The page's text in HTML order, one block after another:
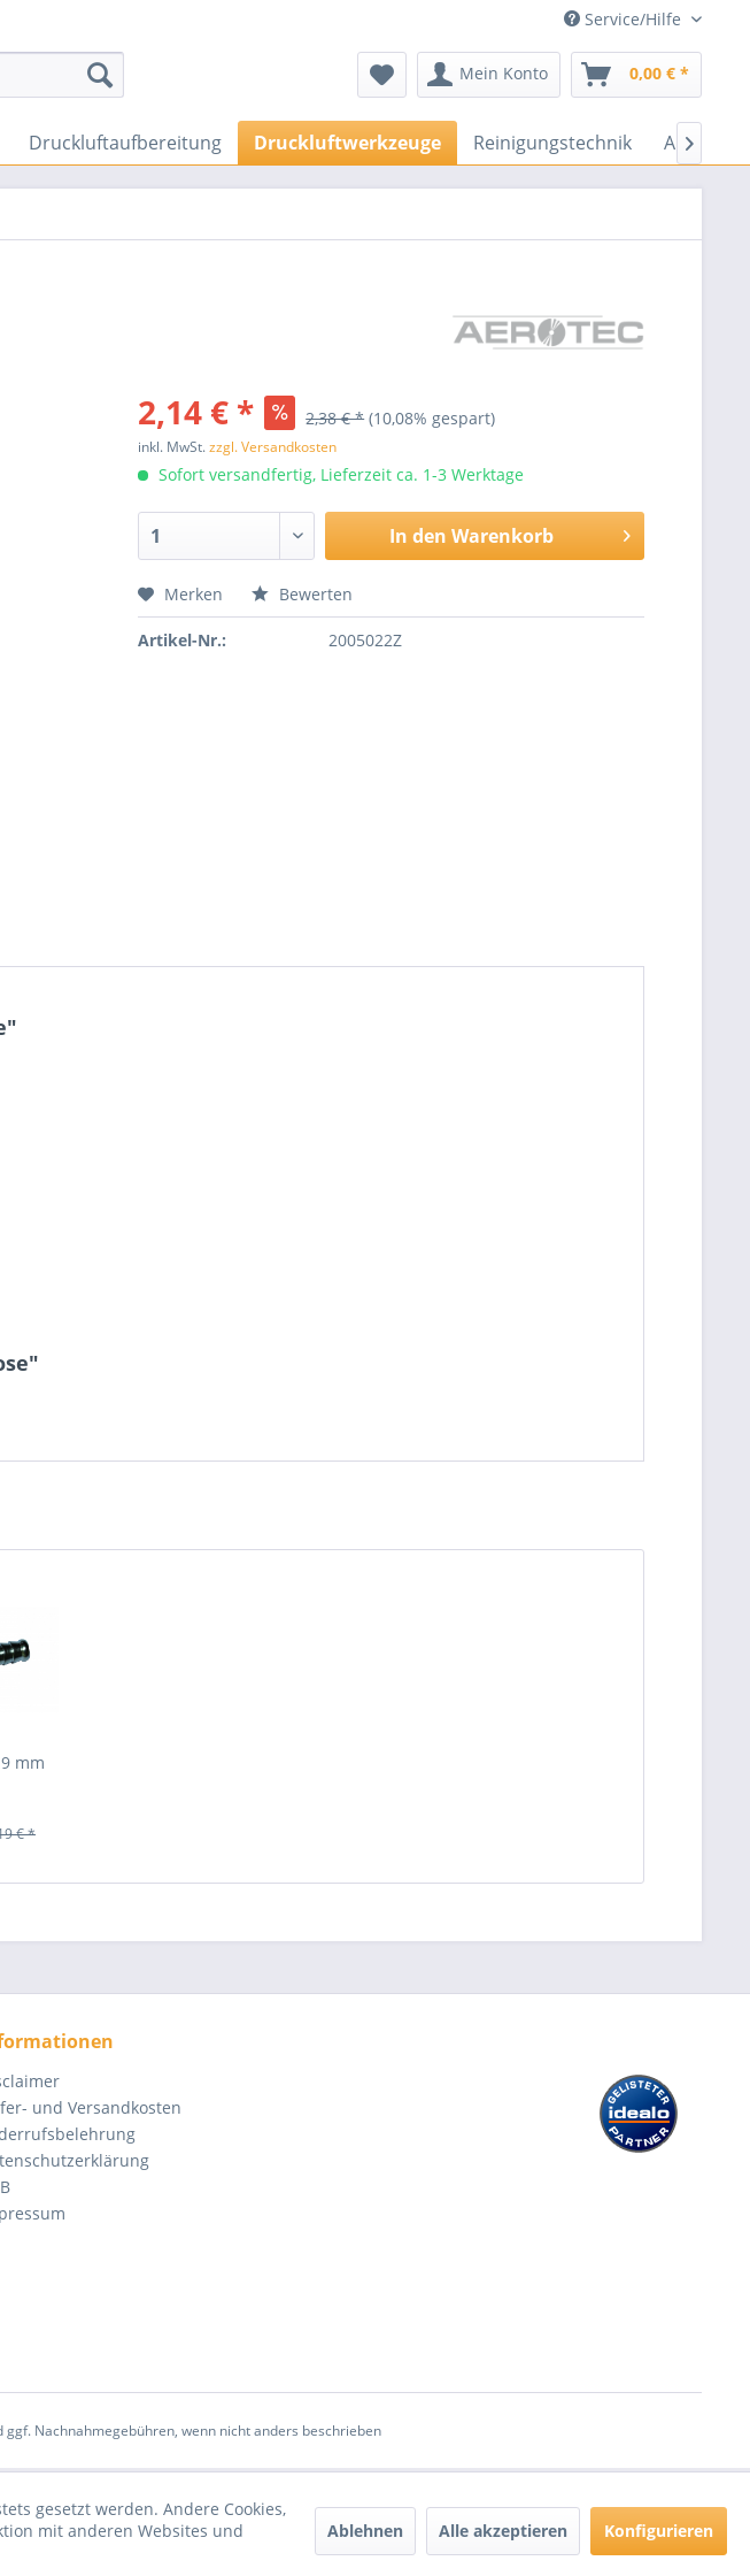
Service/Hilfe
Mein Konto 0,00 € *
Druckluftaufbereitung Druckluftwerkzeuge Reinigungstechnik 
2,14 € * 2,38 € * (10,08% gespart)
inkl. MwSt.zzgl. Versandkosten
Sofort versandfertig, Lieferzeit ca. 1-3 Werktage
In den Warenkorb
Merken Bewerten
Artikel-Nr.: 2005022Z
mm
€ *
und Versandkosten
ggf. Nachnahmegebühren, wenn nicht anders beschrieben
gesetzt werden. Andere Cookies,
mit anderen Websites und
Ablehnen Alle akzeptieren Konfigurieren